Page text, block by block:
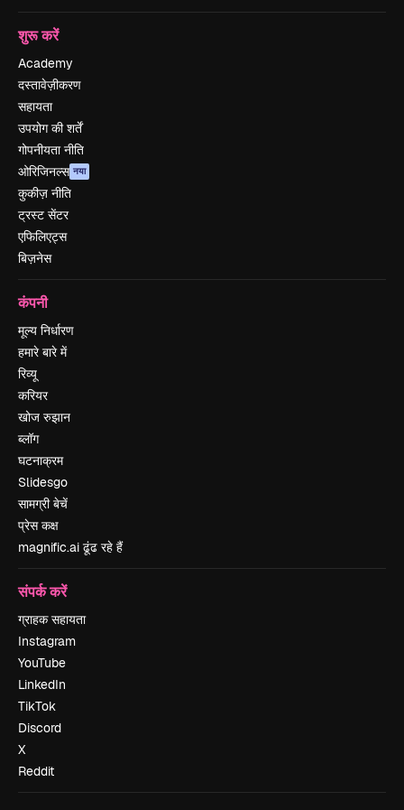
शुरू करें
Academy
दस्तावेज़ीकरण
सहायता
उपयोग की शर्तें
गोपनीयता नीति
ओरिजिनल्स नया
कुकीज़ नीति
ट्रस्ट सेंटर
एफिलिएट्स
बिज़नेस
कंपनी
मूल्य निर्धारण
हमारे बारे में
रिव्यू
करियर
खोज रुझान
ब्लॉग
घटनाक्रम
Slidesgo
सामग्री बेचें
प्रेस कक्ष
magnific.ai ढूंढ रहे हैं
संपर्क करें
ग्राहक सहायता
Instagram
YouTube
LinkedIn
TikTok
Discord
X
Reddit